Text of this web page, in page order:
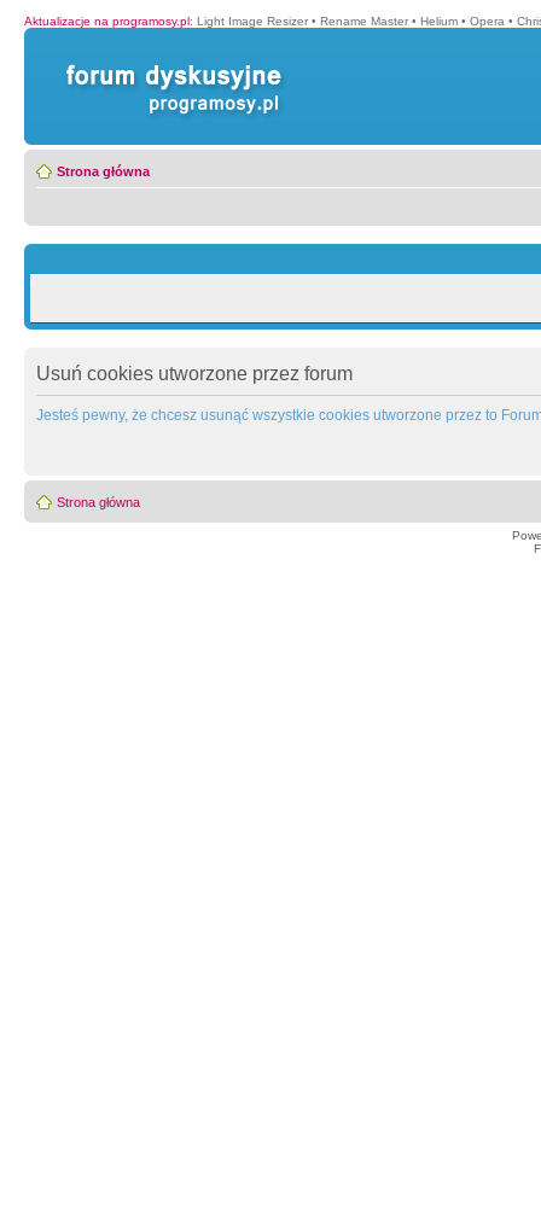
Aktualizacje na programosy.pl: Light Image Resizer • Rename Master • Helium • Opera •
Strona główna
Usuń cookies utworzone przez forum
Jesteś pewny, że chcesz usunąć wszystkie cookies utworzone przez to
Strona główna